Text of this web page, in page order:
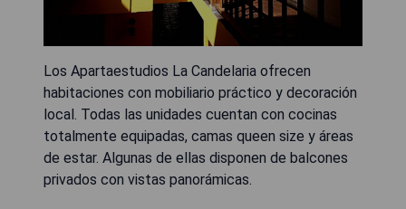
Los Apartaestudios La Candelaria ofrecen
habitaciones con mobiliario práctico y decoración
local. Todas las unidades cuentan con cocinas
totalmente equipadas, camas queen size y áreas
de estar. Algunas de ellas disponen de balcones
privados con vistas panorámicas.